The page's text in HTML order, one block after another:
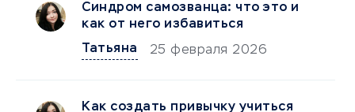
Синдром самозванца: что это и
как от него избавиться
Татьяна
25 февраля 2026
Как создать привычку учиться